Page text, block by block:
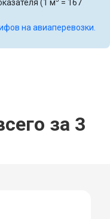
(1 м
= 167
на авиаперевозки.
за 3